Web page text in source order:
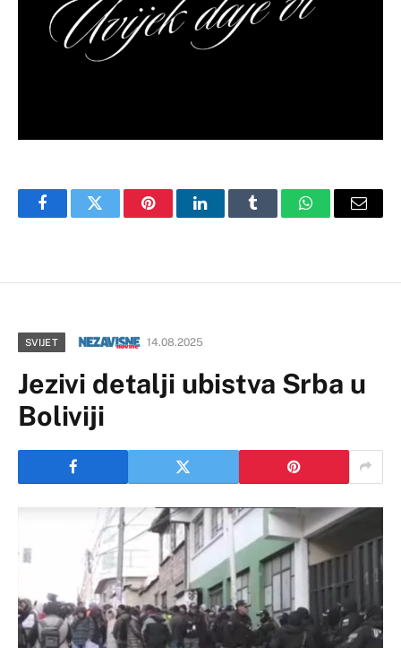
FacebookTwitter PinterestLinkedInTumblr WhatsAppEmail
SVIJET 14.08.2025
Jezivi detalji ubistva Srba u
Boliviji